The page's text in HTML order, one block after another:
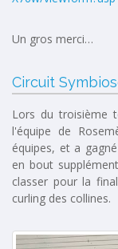
Un gros merci…
Circuit
Lors du troisième
l'équipe de
équipes, et a
en bout
classer pour la
curling des collines.